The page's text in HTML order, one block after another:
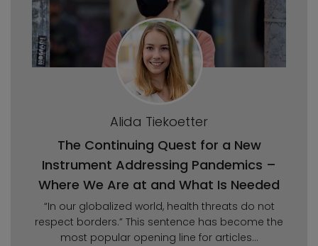
Alida Tiekoetter
The Continuing Quest for a New
Instrument Addressing Pandemics –
Where We Are at and What Is Needed
“In our globalized world, health threats do not
respect borders.” This sentence has become the
most popular opening line for articles...